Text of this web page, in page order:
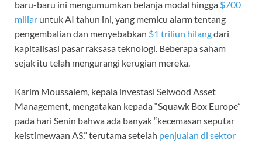
baru-baru ini mengumumkan belanja modal hingga $700
miliar untuk AI tahun ini, yang memicu alarm tentang
pengembalian dan menyebabkan $1 triliun hilangdari
kapitalisasi pasar raksasa teknologi. Beberapa saham
sejak itu telah mengurangi kerugian mereka.
Karim Moussalem, kepala investasi Selwood Asset
Management, mengatakan kepada “Squawk Box Europe”
pada hari Senin bahwa ada banyak “kecemasan seputar
keistimewaan AS,” terutama setelah penjualan di sektor